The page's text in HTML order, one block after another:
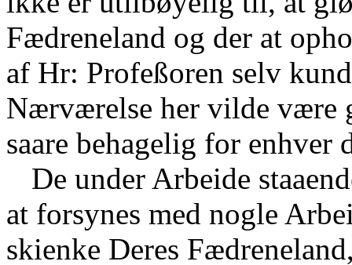
Fædreneland og der at
af Hr: Profeßoren selv
Nærværelse her vilde være
saare behagelig for enhver
De under Arbeide
at forsynes med nogle
skienke Deres